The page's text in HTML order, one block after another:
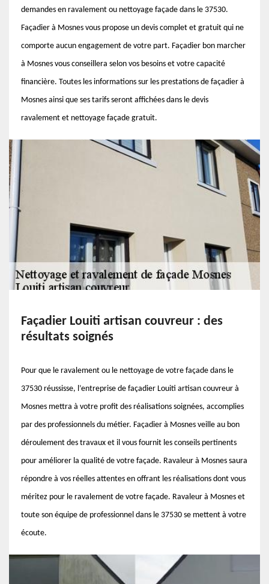
demandes en ravalement ou nettoyage façade dans le 37530.
Façadier à Mosnes vous propose un devis complet et gratuit qui ne
comporte aucun engagement de votre part. Façadier bon marcher
à Mosnes vous conseillera selon vos besoins et votre capacité
financière. Toutes les informations sur les prestations de façadier à
Mosnes ainsi que ses tarifs seront affichées dans le devis
ravalement et nettoyage façade gratuit.
Façadier Louiti artisan couvreur : des
résultats soignés
Pour que le ravalement ou le nettoyage de votre façade dans le
37530 réussisse, l’entreprise de façadier Louiti artisan couvreur à
Mosnes mettra à votre profit des réalisations soignées, accomplies
par des professionnels du métier. Façadier à Mosnes veille au bon
déroulement des travaux et il vous fournit les conseils pertinents
pour améliorer la qualité de votre façade. Ravaleur à Mosnes saura
répondre à vos réelles attentes en offrant les réalisations dont vous
méritez pour le ravalement de votre façade. Ravaleur à Mosnes et
toute son équipe de professionnel dans le 37530 se mettent à votre
écoute.